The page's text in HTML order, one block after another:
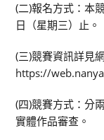
(二)報名方式：本
日（星期三）止。
(三)競賽資訊詳見
https://
(四)競賽方式：分
實體作品審查。